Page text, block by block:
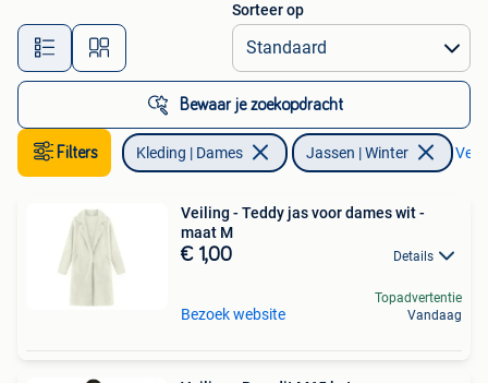
Alle afstanden…
Sorteer op
Bewaar je zoekopdracht
Filters Kleding | Dames Jassen | Winter
Veiling - Teddy jas voor dames wit -
maat M
€ 1,00 Details
Bezoek website
Topadvertentie
Vandaag